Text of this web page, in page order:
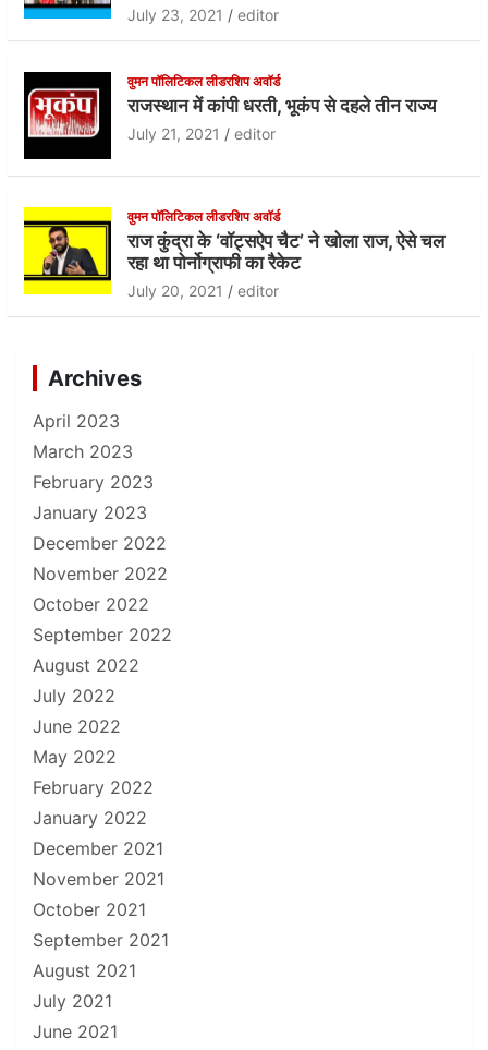
July 23, 2021 editor
वुमन पॉलिटिकल लीडरशिप अवॉर्ड
राजस्थान में कांपी धरती, भूकंप से दहले तीन राज्य
July 21, 2021 editor
वुमन पॉलिटिकल लीडरशिप अवॉर्ड
राज कुंद्रा के ‘वॉट्सऐप चैट’ ने खोला राज, ऐसे चल
रहा था पोर्नोग्राफी का रैकेट
July 20, 2021 editor
Archives
April 2023
March 2023
February 2023
January 2023
December 2022
November 2022
October 2022
September 2022
August 2022
July 2022
June 2022
May 2022
February 2022
January 2022
December 2021
November 2021
October 2021
September 2021
August 2021
July 2021
June 2021